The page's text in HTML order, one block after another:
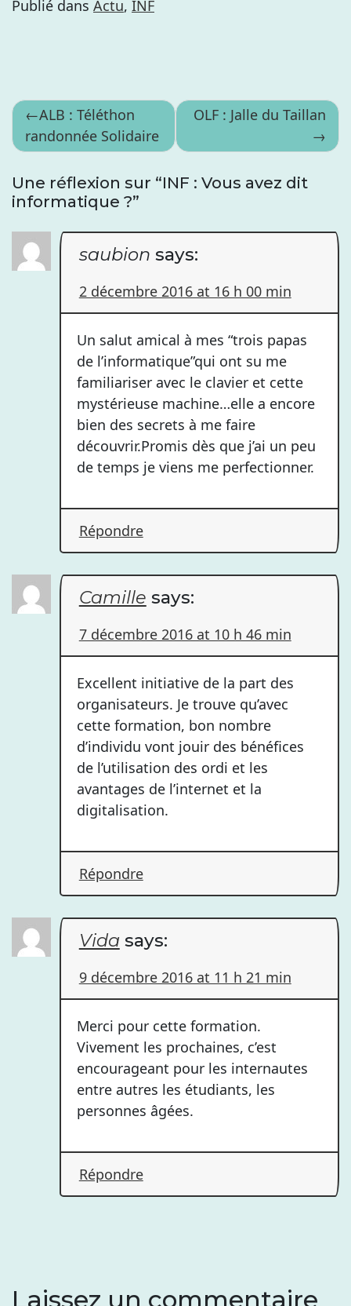
Publié dans Actu, INF
Navigation
de
l’article
ALB : Téléthon
randonnée Solidaire
OLF : Jalle du Taillan
Une réflexion sur “INF : Vous avez dit
informatique ?”
saubion says:
2 décembre 2016 at 16 h 00 min
Un salut amical à mes “trois papas
de l’informatique”qui ont su me
familiariser avec le clavier et cette
mystérieuse machine…elle a encore
bien des secrets à me faire
découvrir.Promis dès que j’ai un peu
de temps je viens me perfectionner.
Répondre
Camille says:
7 décembre 2016 at 10 h 46 min
Excellent initiative de la part des
organisateurs. Je trouve qu’avec
cette formation, bon nombre
d’individu vont jouir des bénéfices
de l’utilisation des ordi et les
avantages de l’internet et la
digitalisation.
Répondre
Vida says:
9 décembre 2016 at 11 h 21 min
Merci pour cette formation.
Vivement les prochaines, c’est
encourageant pour les internautes
entre autres les étudiants, les
personnes âgées.
Répondre
Laissez un commentaire